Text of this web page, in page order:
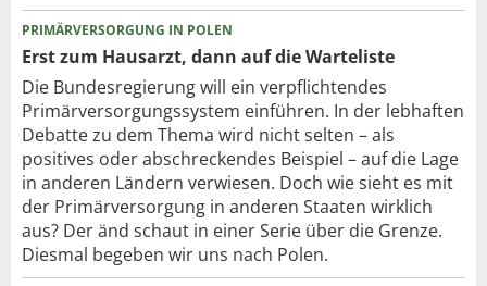
PRIMÄRVERSORGUNG IN POLEN
Erst zum Hausarzt, dann auf die Warteliste
Die Bundesregierung will ein verpflichtendes
Primärversorgungssystem einführen. In der lebhaften
Debatte zu dem Thema wird nicht selten – als
positives oder abschreckendes Beispiel – auf die Lage
in anderen Ländern verwiesen. Doch wie sieht es mit
der Primärversorgung in anderen Staaten wirklich
aus? Der änd schaut in einer Serie über die Grenze.
Diesmal begeben wir uns nach Polen.